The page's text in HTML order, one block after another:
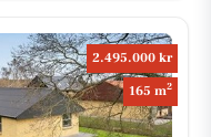
2.495.000 kr
165 m2